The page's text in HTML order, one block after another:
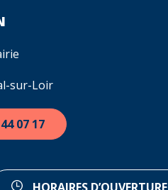
sur-Loir
07 17